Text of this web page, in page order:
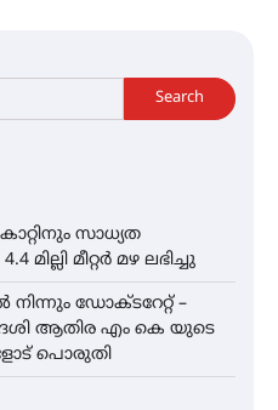
Search
സാധ്യത
മീറ്റർ മഴ ലഭിച്ചു
ഡോക്ടറേറ്റ് –
ആതിര എം കെ യുടെ
പൊരുതി